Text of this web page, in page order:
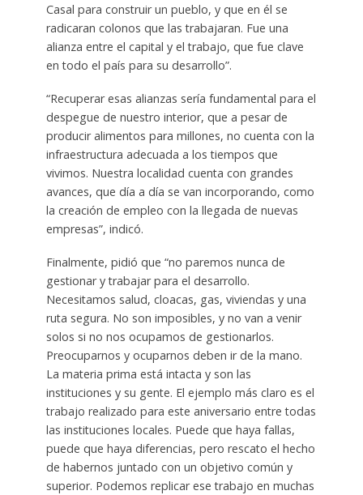
Casal para construir un pueblo, y que en él se
radicaran colonos que las trabajaran. Fue una
alianza entre el capital y el trabajo, que fue clave
en todo el país para su desarrollo”.
“Recuperar esas alianzas sería fundamental para el
despegue de nuestro interior, que a pesar de
producir alimentos para millones, no cuenta con la
infraestructura adecuada a los tiempos que
vivimos. Nuestra localidad cuenta con grandes
avances, que día a día se van incorporando, como
la creación de empleo con la llegada de nuevas
empresas”, indicó.
Finalmente, pidió que “no paremos nunca de
gestionar y trabajar para el desarrollo.
Necesitamos salud, cloacas, gas, viviendas y una
ruta segura. No son imposibles, y no van a venir
solos si no nos ocupamos de gestionarlos.
Preocuparnos y ocuparnos deben ir de la mano.
La materia prima está intacta y son las
instituciones y su gente. El ejemplo más claro es el
trabajo realizado para este aniversario entre todas
las instituciones locales. Puede que haya fallas,
puede que haya diferencias, pero rescato el hecho
de habernos juntado con un objetivo común y
superior. Podemos replicar ese trabajo en muchas